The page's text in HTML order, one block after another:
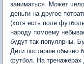
заниматься. Может
деньги на другое
(хотя есть поле
народу помоему
будут так популярны.
Дети постарше обычно
футбол. На тренажёрах